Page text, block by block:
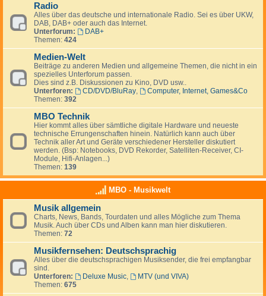
Radio
Alles über das deutsche und internationale Radio. Sei es über UKW,
DAB, DAB+ oder auch das Internet.
Unterforum:
DAB+
Themen: 424
Medien-Welt
Beiträge zu anderen Medien und allgemeine Themen, die nicht in ein
spezielles Unterforum passen.
Dies sind z.B. Diskussionen zu Kino, DVD usw..
Unterforen:
CD/DVD/BluRay,
Computer, Internet, Games&Co
Themen: 392
MBO Technik
Hier kommt alles über sämtliche digitale Hardware und neueste
technische Errungenschaften hinein. Natürlich kann auch über
Technik aller Art und Geräte verschiedener Hersteller diskutiert
werden. (Bsp: Notebooks, DVD Rekorder, Satelliten-Receiver, CI-
Module, Hifi-Anlagen...)
Themen: 139
MBO - Musikwelt
Musik allgemein
Charts, News, Bands, Tourdaten und alles Mögliche zum Thema
Musik. Auch über CDs und Alben kann man hier diskutieren.
Themen: 72
Musikfernsehen: Deutschsprachig
Alles über die deutschsprachigen Musiksender, die frei empfangbar
sind.
Unterforen:
Deluxe Music,
MTV (und VIVA)
Themen: 675